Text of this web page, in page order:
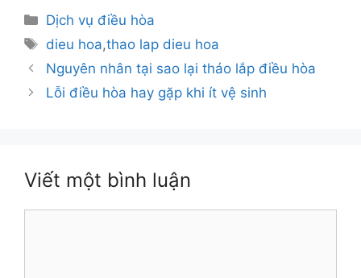
Danh
mục
Dịch vụ điều hòa
Thẻ
dieu hoa,thao lap dieu hoa
Nguyên nhân tại sao lại tháo lắp điều hòa
Lỗi điều hòa hay gặp khi ít vệ sinh
Viết một bình luận